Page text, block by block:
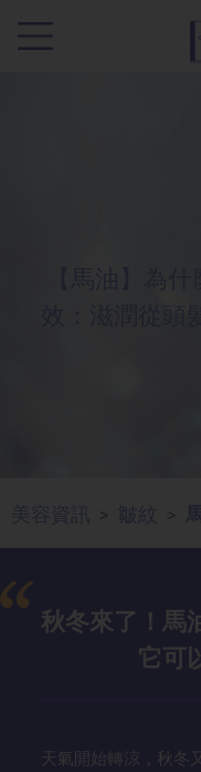
> >
秋冬來了！馬
它可
天氣開始轉涼，秋冬